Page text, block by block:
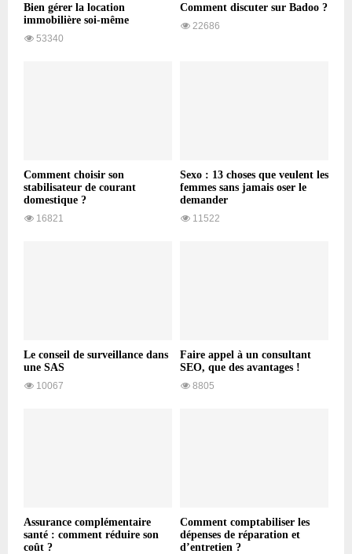
Bien gérer la location
immobilière soi-même
53340
Comment discuter sur Badoo ?
22686
Comment choisir son
stabilisateur de courant
domestique ?
16821
Sexo : 13 choses que veulent les
femmes sans jamais oser le
demander
11522
Le conseil de surveillance dans
une SAS
10067
Faire appel à un consultant
SEO, que des avantages !
8805
Assurance complémentaire
santé : comment réduire son
coût ?
Comment comptabiliser les
dépenses de réparation et
d’entretien ?